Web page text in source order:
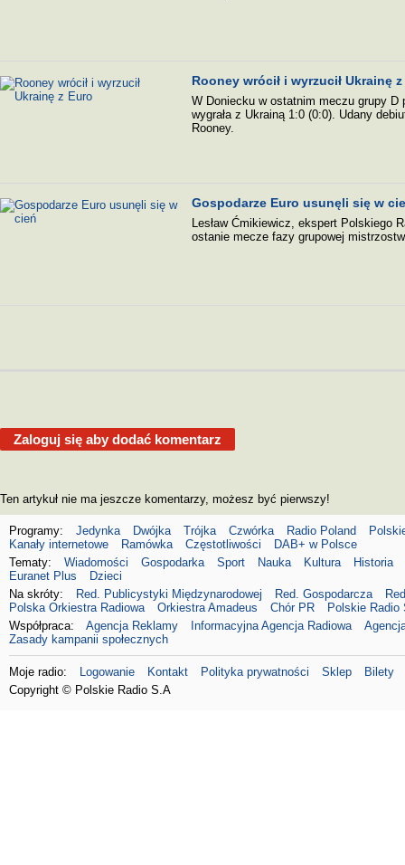
Rooney wrócił i wyrzucił Ukrainę
W Doniecku w ostatnim meczu grupy D
wygrała z Ukrainą 1:0 (0:0). Udany
Rooney.
Gospodarze Euro usunęli się w
Lesław Ćmikiewicz, ekspert Polskiego
ostanie mecze fazy grupowej
Zaloguj się aby dodać komentarz
Ten artykuł nie ma jeszcze komentarzy, możesz być pierwszy!
Programy: Jedynka Dwójka Trójka Czwórka Radio Poland
Kanały internetowe
Ramówka Częstotliwości
DAB+ w Polsce
Tematy:
Wiadomości Gospodarka Sport Nauka Kultura
Historia
Euranet Plus
Dzieci
Na skróty:
Red. Publicystyki Międzynarodowej Red. Gospodarcza
Polska Orkiestra Radiowa
Orkiestra Amadeus Chór PR
Polskie Radio
Współpraca:
Agencja Reklamy Informacyjna Agencja Radiowa
Zasady kampanii społecznych
Moje radio: Logowanie Kontakt Polityka prywatności Sklep
Bilety
Copyright © Polskie Radio S.A